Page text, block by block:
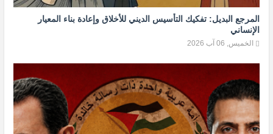
المرجع البديل: تفكيك التأسيس الديني للأخلاق وإعادة بناء المعيار
الإنساني
الخميس, 06 آب 2026